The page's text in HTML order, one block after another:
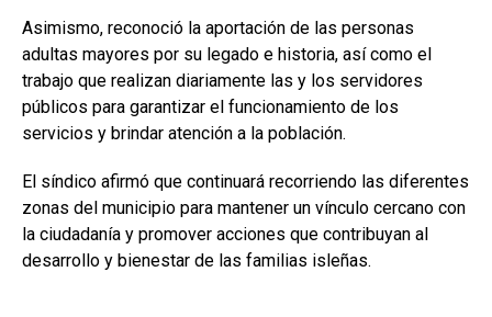
Asimismo, reconoció la aportación de las personas
adultas mayores por su legado e historia, así como el
trabajo que realizan diariamente las y los servidores
públicos para garantizar el funcionamiento de los
servicios y brindar atención a la población.
El síndico afirmó que continuará recorriendo las diferentes
zonas del municipio para mantener un vínculo cercano con
la ciudadanía y promover acciones que contribuyan al
desarrollo y bienestar de las familias isleñas.